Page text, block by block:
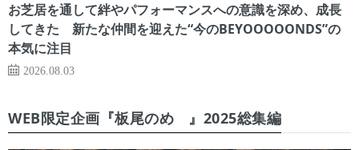
お芝居を通して絆やパフォーマンスへの意識を深め、成長
してきた 新たな仲間を迎えた“今のBEYOOOOONDS”の
本気に注目
2026.08.03
WEB限定企画『板尾のめ゙』2025総集編